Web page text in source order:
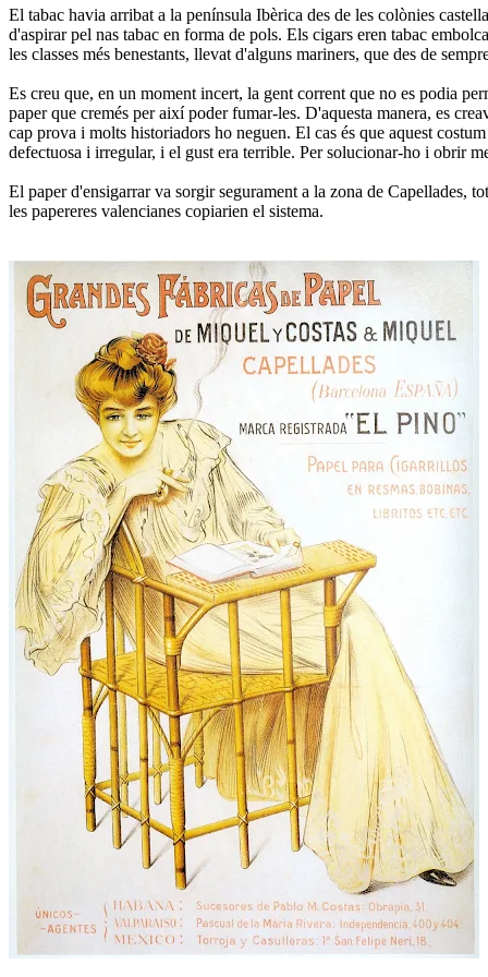
El tabac havia arribat a la península Ibèrica des de les colònies
d'aspirar pel nas tabac en forma de pols. Els cigars eren tabac
les classes més benestants, llevat d'alguns mariners, que des de
Es creu que, en un moment incert, la gent corrent que no es podia
paper que cremés per així poder fumar-les. D'aquesta manera, es
cap prova i molts historiadors ho neguen. El cas és que aquest
defectuosa i irregular, i el gust era terrible. Per solucionar-ho i obrir
El paper d'ensigarrar va sorgir segurament a la zona de Capellades,
les papereres valencianes copiarien el sistema.